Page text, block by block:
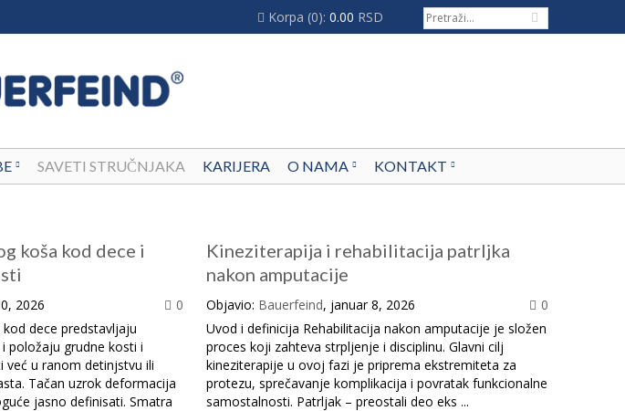
Korpa (0): 0.00 RSD
SAVETI STRUČNJAKA KARIJERA O NAMA KONTAKT
koša kod dece i
2026
0
dece predstavljaju
položaju grudne kosti i
u ranom detinjstvu ili
Tačan uzrok deformacija
jasno definisati. Smatra
Kineziterapija i rehabilitacija patrljka
nakon amputacije
Objavio: Bauerfeind, januar 8, 2026
0
Uvod i definicija Rehabilitacija nakon amputacije je složen
proces koji zahteva strpljenje i disciplinu. Glavni cilj
kineziterapije u ovoj fazi je priprema ekstremiteta za
protezu, sprečavanje komplikacija i povratak funkcionalne
samostalnosti. Patrljak – preostali deo eks ...